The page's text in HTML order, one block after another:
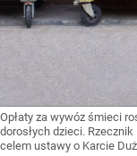
Opłaty za wywóz śmieci
dorosłych dzieci.
celem ustawy o Karcie